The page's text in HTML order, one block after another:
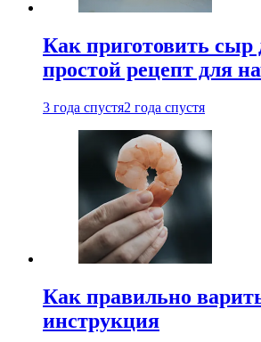
Как приготовить сыр
простой рецепт для
3 года спустя2 года спустя
Как правильно
инструкция